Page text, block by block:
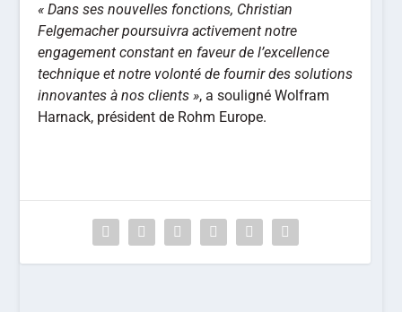
« Dans ses nouvelles fonctions, Christian
Felgemacher poursuivra activement notre
engagement constant en faveur de l’excellence
technique et notre volonté de fournir des solutions
innovantes à nos clients », a souligné Wolfram
Harnack, président de Rohm Europe.